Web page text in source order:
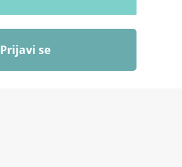
Prijavi se